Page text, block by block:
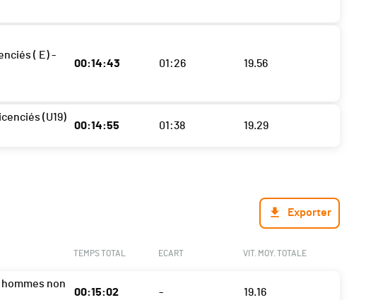
( E) -
00:14:43 01:26 19.56
(U19)
00:14:55 01:38 19.29
Exporter
TEMPS TOTAL ECART VIT. MOY. TOTALE
non
00:15:02 - 19.16